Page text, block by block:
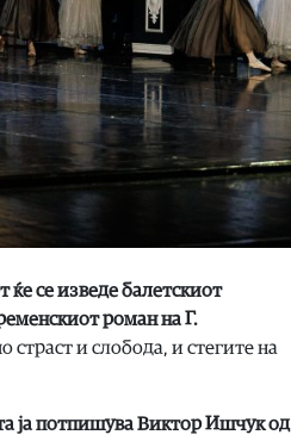
ќе се изведе балетскиот
роман на Г.
и слобода, и стегите на
ја потпишува Виктор Ишчук од